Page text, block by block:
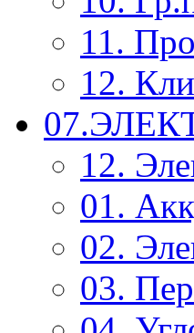
11.
12.
12.
01.
02.
03.